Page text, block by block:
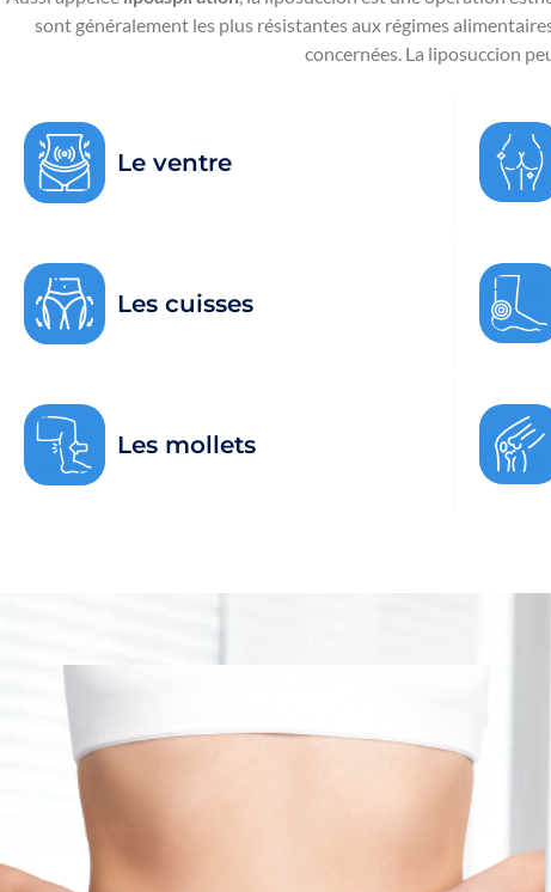
sont généralement les plus résistantes aux régimes
concernées. La liposuccion
Le ventre
Les cuisses
Les mollets